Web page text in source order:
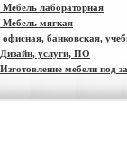
лабораторная
Мебель мягкая
банковская,
услуги, ПО
мебели под